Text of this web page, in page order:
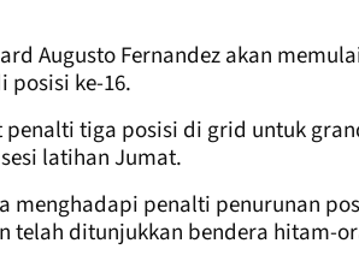
Augusto Fernandez akan
posisi ke-16.
tiga posisi di grid untuk
latihan Jumat.
menghadapi penalti penurunan
telah ditunjukkan bendera hitam-